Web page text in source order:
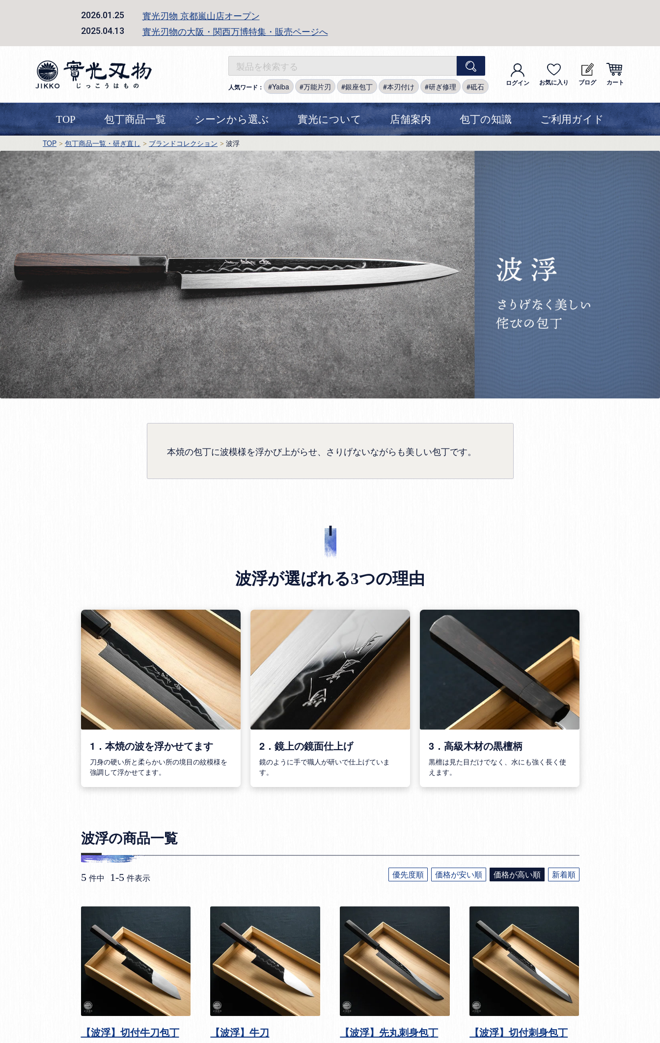
2026.01.25 實光刃物 京都嵐山店オープン
2025.04.13 實光刃物の大阪・関西万博特集・販売ページへ
人気ワード： Yaiba 万能片刃 銀座包丁 本刃付け 研ぎ修理 砥石 ログイン お気に入り ブログ カート
TOP 包丁商品一覧 シーンから選ぶ 實光について 店舗案内 包丁の知識 ご利用ガイド
TOP 包丁商品一覧・研ぎ直し ブランドコレクション 波浮
本焼の包丁に波模様を浮かび上がらせ、さりげないながらも美しい包丁です。
波浮が選ばれる3つの理由
1．本焼の波を浮かせてます
刀身の硬い所と柔らかい所の境目の紋模様を
強調して浮かせてます。
2．鏡上の鏡面仕上げ
鏡のように手で職人が研いで仕上げていま
す。
3．高級木材の黒檀柄
黒檀は見た目だけでなく、水にも強く長く使
えます。
波浮の商品一覧
優先度順 価格が安い順 価格が高い順 新着順
5 件中 1-5 件表示
【波浮】切付牛刀包丁 【波浮】牛刀 【波浮】先丸刺身包丁 【波浮】切付刺身包丁